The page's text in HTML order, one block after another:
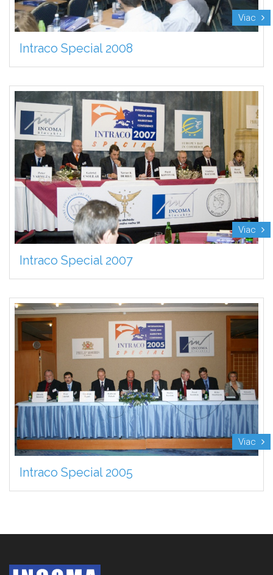
Viac
Intraco Special 2008
Viac
Intraco Special 2007
Viac
Intraco Special 2005